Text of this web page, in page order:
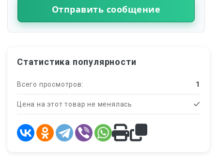
Отправить сообщение
Статистика популярности
Всего просмотров: 1
Цена на этот товар не менялась